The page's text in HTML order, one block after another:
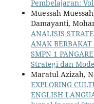
Pembelajaran:
Muessah
Damayanti,
ANALISIS
ANAK BERBAKAT
SMPN 1
Strategi dan
Maratul Azizah,
EXPLORING
ENGLISH